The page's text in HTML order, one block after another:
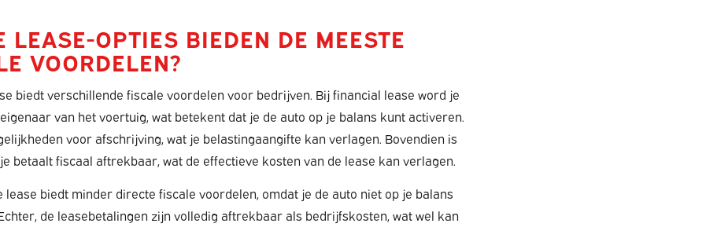
LEASE-OPTIES BIEDEN DE MEESTE
VOORDELEN?
biedt verschillende fiscale voordelen voor bedrijven. Bij financial lease word je
van het voertuig, wat betekent dat je de auto op je balans kunt activeren.
voor afschrijving, wat je belastingaangifte kan verlagen. Bovendien is
betaalt fiscaal aftrekbaar, wat de effectieve kosten van de lease kan verlagen.
lease biedt minder directe fiscale voordelen, omdat je de auto niet op je balans
de leasebetalingen zijn volledig aftrekbaar als bedrijfskosten, wat wel kan